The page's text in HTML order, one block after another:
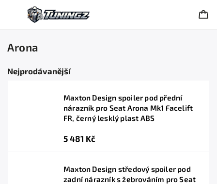
Arona
Nejprodávanější
Maxton Design spoiler pod přední
nárazník pro Seat Arona Mk1 Facelift
FR, černý lesklý plast ABS
5 481 Kč
Maxton Design středový spoiler pod
zadní nárazník s žebrováním pro Seat